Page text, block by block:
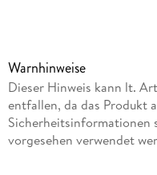
wie viel Natur, wie viel
großen Stadt zu finden
Anfahrt: Fast alle
lassen sich mit
Jede Tour wird mit einer
mit einem
Warnhinweise
Dieser Hinweis kann lt.
entfallen, da das Produkt
Sicherheitsinformationen
vorgesehen verwendet